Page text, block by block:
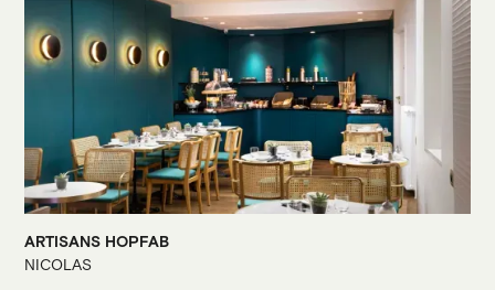
ARTISANS HOPFAB
NICOLAS